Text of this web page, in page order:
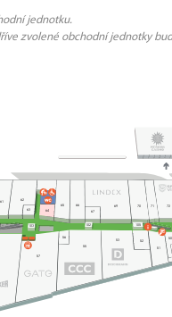
jednotku.
zvolené obchodní jednotky
50
51
52
53
55
56
57
61
62
63 64
67
69 70 71 72
102
103 105